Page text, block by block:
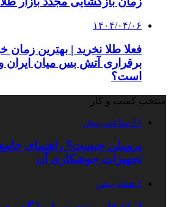
۱۴۰۴/۰۴/۰۶
فعلا طلا نخرید | بهترین زمان
برقراری آتش بس میان ایران
است؟
منتخب کسب و کار
24 ساعت پیش
پروپیلن چیست؟ راهنمای جامع
تجهیزات جوشکاری آن
1 هفته پیش